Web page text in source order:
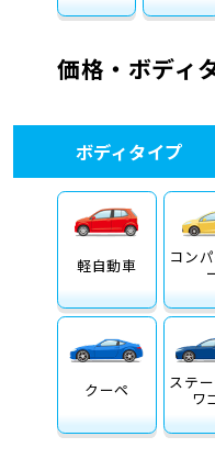
価格・ボディ
ボディタイプ
軽自動車 コン
クーペ ステ
ワ